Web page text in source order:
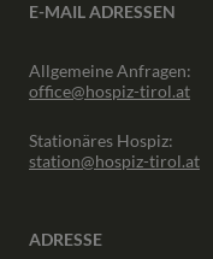
E-MAIL ADRESSEN
Allgemeine Anfragen:
office@hospiz-tirol.at
Stationäres Hospiz:
station@hospiz-tirol.at
ADRESSE